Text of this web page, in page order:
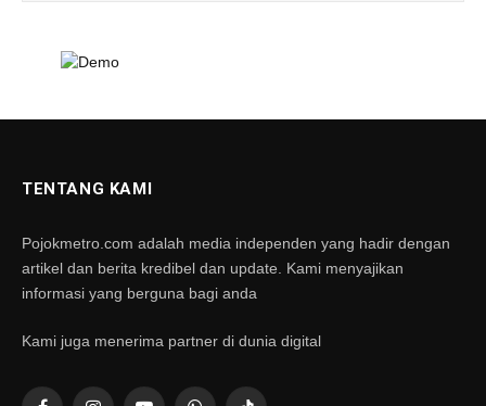
TENTANG KAMI
Pojokmetro.com adalah media independen yang hadir dengan
artikel dan berita kredibel dan update. Kami menyajikan
informasi yang berguna bagi anda
Kami juga menerima partner di dunia digital